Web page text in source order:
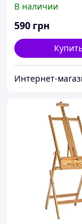
В наличии
590 грн